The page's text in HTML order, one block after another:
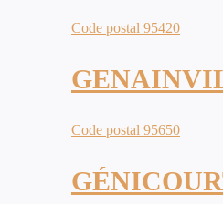
Code postal 95420
Code postal 95650